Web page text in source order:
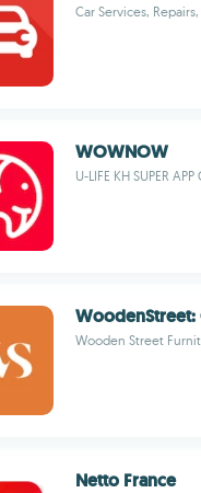
Car Services,
WOWNOW
U-LIFE KH SUPER APP
Wooden Street
Netto France